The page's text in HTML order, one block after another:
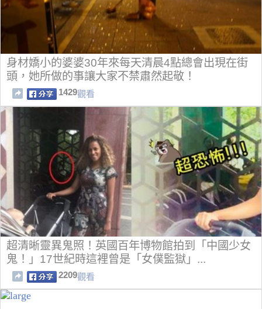
身材嬌小的婆婆30年來每天清晨4點總會出現在街
頭，她所做的事讓大家不禁肅然起敬！
1429觀看
超清晰靈異鬼照！英國百年博物館拍到「中國少女
鬼！」17世紀時這裡曾是「女僕監獄」...
2209觀看